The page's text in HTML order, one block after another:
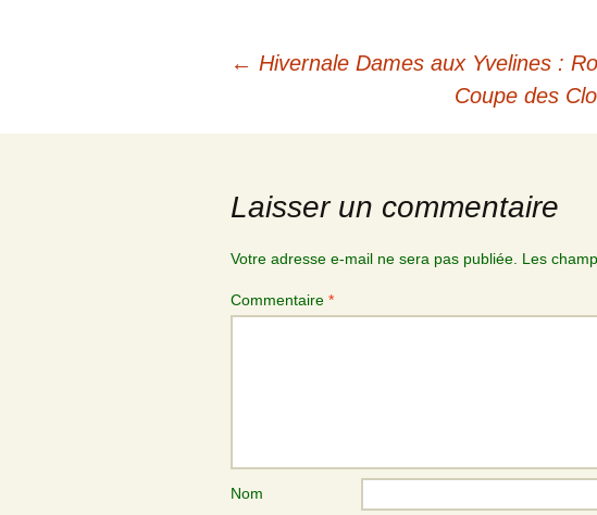
← Hivernale Dames aux Yvelines :
Coupe des
Laisser un commentaire
Votre adresse e-mail ne sera pas publiée. Les
Commentaire *
Nom